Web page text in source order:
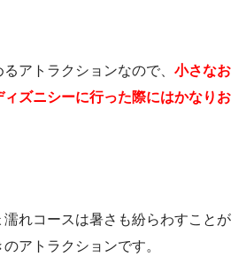
アトラクションなので、 小さなお
ズニシーに行った際にはかなりお
れコースは暑さも紛らわすことが
アトラクションです。